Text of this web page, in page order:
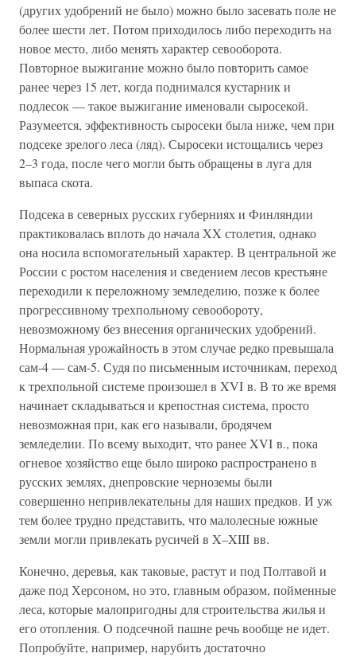
(других удобрений не было) можно было засевать поле не
более шести лет. Потом приходилось либо переходить на
новое место, либо менять характер севооборота.
Повторное выжигание можно было повторить самое
ранее через 15 лет, когда поднимался кустарник и
подлесок — такое выжигание именовали сыросекой.
Разумеется, эффективность сыросеки была ниже, чем при
подсеке зрелого леса (ляд). Сыросеки истощались через
2–3 года, после чего могли быть обращены в луга для
выпаса скота.
Подсека в северных русских губерниях и Финляндии
практиковалась вплоть до начала XX столетия, однако
она носила вспомогательный характер. В центральной же
России с ростом населения и сведением лесов крестьяне
переходили к переложному земледелию, позже к более
прогрессивному трехпольному севообороту,
невозможному без внесения органических удобрений.
Нормальная урожайность в этом случае редко превышала
сам-4 — сам-5. Судя по письменным источникам, переход
к трехпольной системе произошел в XVI в. В то же время
начинает складываться и крепостная система, просто
невозможная при, как его называли, бродячем
земледелии. По всему выходит, что ранее XVI в., пока
огневое хозяйство еще было широко распространено в
русских землях, днепровские черноземы были
совершенно непривлекательны для наших предков. И уж
тем более трудно представить, что малолесные южные
земли могли привлекать русичей в X–XIII вв.
Конечно, деревья, как таковые, растут и под Полтавой и
даже под Херсоном, но это, главным образом, пойменные
леса, которые малопригодны для строительства жилья и
его отопления. О подсечной пашне речь вообще не идет.
Попробуйте, например, нарубить достаточно